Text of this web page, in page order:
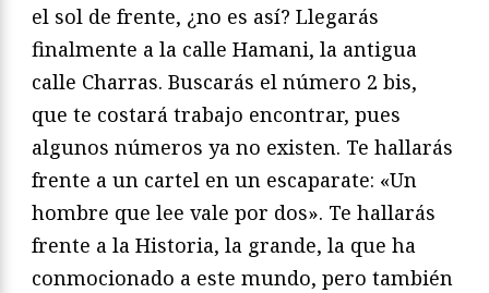
el sol de frente, ¿no es así? Llegarás
finalmente a la calle Hamani, la antigua
calle Charras. Buscarás el número 2 bis,
que te costará trabajo encontrar, pues
algunos números ya no existen. Te hallarás
frente a un cartel en un escaparate: «Un
hombre que lee vale por dos». Te hallarás
frente a la Historia, la grande, la que ha
conmocionado a este mundo, pero también